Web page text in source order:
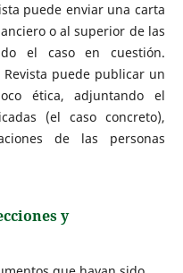
puede enviar una carta
o al superior de las
el caso en cuestión.
puede publicar un
ética, adjuntando el
(el caso concreto),
de las personas
y